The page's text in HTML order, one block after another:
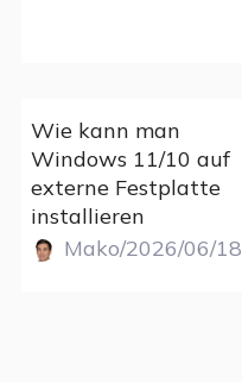
Wie kann man
Windows 11/10 auf
externe Festplatte
installieren
Mako/2026/06/18